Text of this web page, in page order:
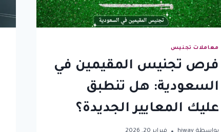
واحد
معاملات تجنيس
فرص تجنيس المقيمين في
السعودية: هل تنطبق
عليك المعايير الجديدة؟